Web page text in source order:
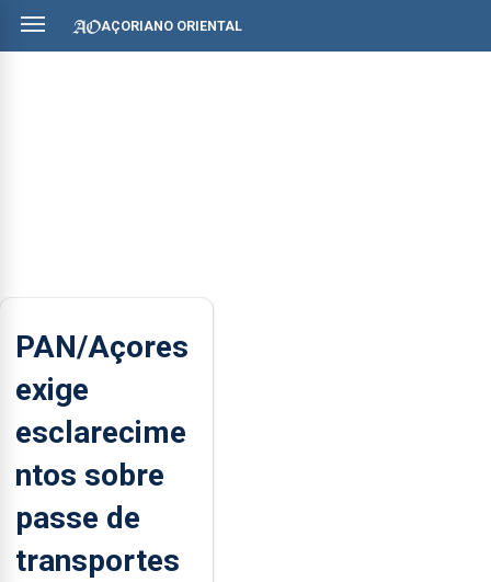
AÇORIANO ORIENTAL
PAN/Açores
exige
esclarecime
ntos sobre
passe de
transportes